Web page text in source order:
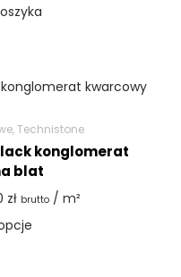
,Technistone
konglomerat
blat
zł brutto / m²